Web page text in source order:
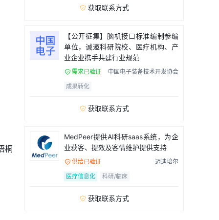
桐
 获取联系方式
【公开征集】脑机接口标准编制参编
单位，诚邀科研院校、医疗机构、产
业企业携手共建行业规范
 需求已验证
中国电子装备技术开发协会
成果转化
 获取联系方式
MedPeer提供AI科研saas系统，为企
业获客、提效及客情维护提供支持
 供给已验证
迈迪培尔
医疗信息化
科研/临床
 获取联系方式